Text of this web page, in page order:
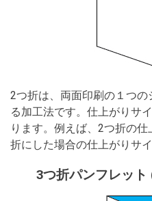
2つ折は、両面印刷の１つ
る加工法です。仕上がりサ
ります。例えば、2つ折の
折にした場合の仕上がりサ
3つ折パンフレッ